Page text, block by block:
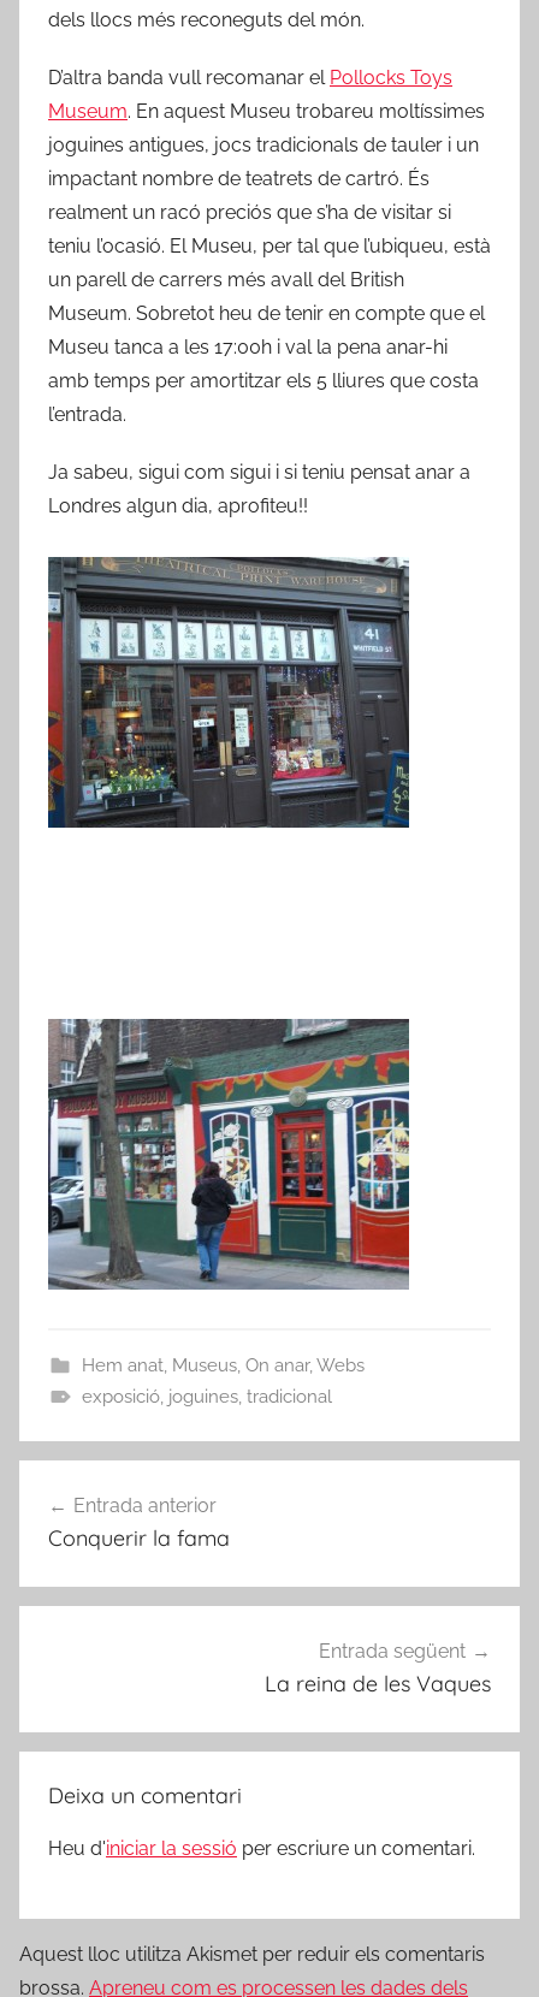
dels llocs més reconeguts del món.
D’altra banda vull recomanar el Pollocks Toys
Museum. En aquest Museu trobareu moltíssimes
joguines antigues, jocs tradicionals de tauler i un
impactant nombre de teatrets de cartró. És
realment un racó preciós que s’ha de visitar si
teniu l’ocasió. El Museu, per tal que l’ubiqueu, està
un parell de carrers més avall del British
Museum. Sobretot heu de tenir en compte que el
Museu tanca a les 17:00h i val la pena anar-hi
amb temps per amortitzar els 5 lliures que costa
l’entrada.
Ja sabeu, sigui com sigui i si teniu pensat anar a
Londres algun dia, aprofiteu!!
Hem anat, Museus, On anar,Webs
exposició, joguines, tradicional
d'entrades
Entrada anterior
Conquerir la fama
Entrada següent
La reina de les Vaques
Deixa un comentari
Heu d'iniciar la sessió per escriure un comentari.
Aquest lloc utilitza Akismet per reduir els comentaris
brossa. Apreneu com es processen les dades dels